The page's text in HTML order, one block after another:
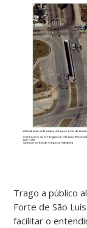
Trago a público
Forte de São
facilitar o